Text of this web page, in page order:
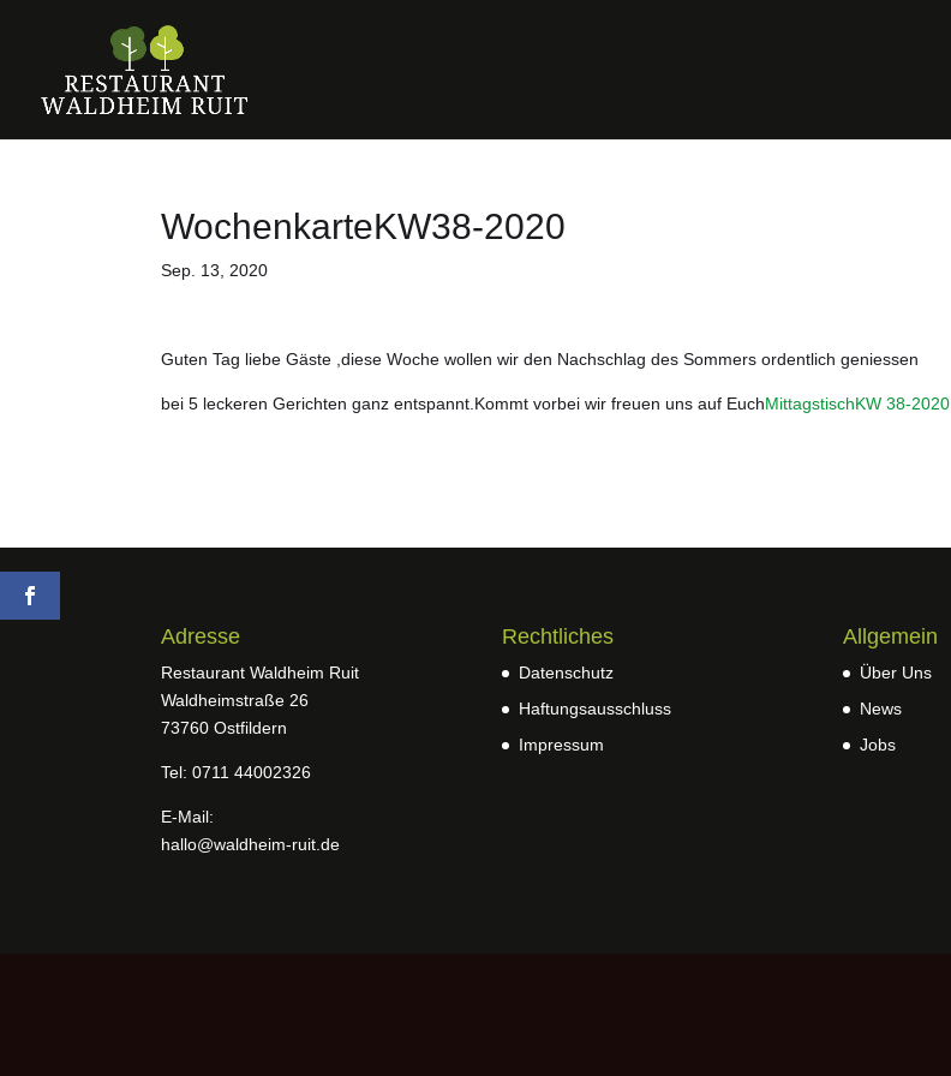
WochenkarteKW38-2020
Sep. 13, 2020
Guten Tag liebe Gäste ,diese Woche wollen wir den Nachschlag des Sommers ordentlich geniessen
bei 5 leckeren Gerichten ganz entspannt.Kommt vorbei wir freuen uns auf EuchMittagstischKW 38-2020
Adresse
Restaurant Waldheim Ruit
Waldheimstraße 26
73760 Ostfildern
Tel: 0711 44002326
E-Mail:
hallo@waldheim-ruit.de
Rechtliches
Datenschutz
Haftungsausschluss
Impressum
Allgemein
Über Uns
News
Jobs